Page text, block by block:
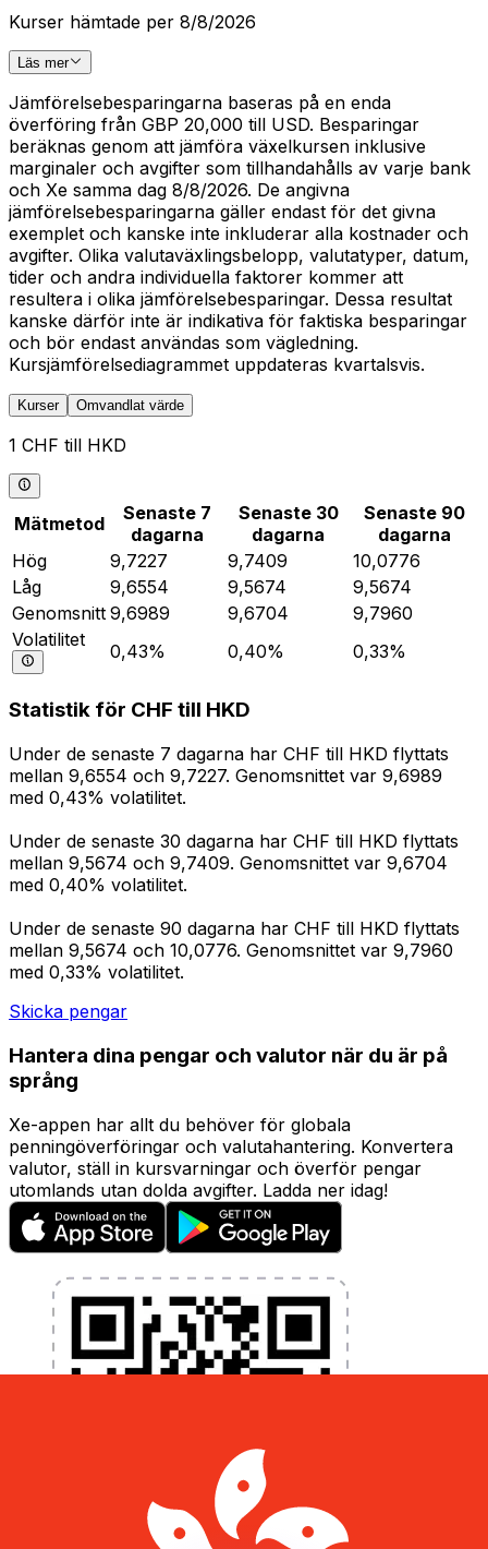
Kurser hämtade per 8/8/2026
Läs mer
Jämförelsebesparingarna baseras på en enda
överföring från GBP 20,000 till USD. Besparingar
beräknas genom att jämföra växelkursen inklusive
marginaler och avgifter som tillhandahålls av varje bank
och Xe samma dag 8/8/2026. De angivna
jämförelsebesparingarna gäller endast för det givna
exemplet och kanske inte inkluderar alla kostnader och
avgifter. Olika valutaväxlingsbelopp, valutatyper, datum,
tider och andra individuella faktorer kommer att
resultera i olika jämförelsebesparingar. Dessa resultat
kanske därför inte är indikativa för faktiska besparingar
och bör endast användas som vägledning.
Kursjämförelsediagrammet uppdateras kvartalsvis.
Kurser Omvandlat värde
1 CHF till HKD
Mätmetod
Senaste 7
dagarna
Senaste 30
dagarna
Senaste 90
dagarna
Hög
9,7227 9,7409
10,0776
Låg
9,6554 9,5674
9,5674
Genomsnitt 9,6989 9,6704
9,7960
Volatilitet
0,43% 0,40% 0,33%
Statistik för CHF till HKD
Under de senaste 7 dagarna har CHF till HKD flyttats
mellan 9,6554 och 9,7227. Genomsnittet var 9,6989
med 0,43% volatilitet.
Under de senaste 30 dagarna har CHF till HKD flyttats
mellan 9,5674 och 9,7409. Genomsnittet var 9,6704
med 0,40% volatilitet.
Under de senaste 90 dagarna har CHF till HKD flyttats
mellan 9,5674 och 10,0776. Genomsnittet var 9,7960
med 0,33% volatilitet.
Skicka pengar
Hantera dina pengar och valutor när du är på
språng
Xe-appen har allt du behöver för globala
penningöverföringar och valutahantering. Konvertera
valutor, ställ in kursvarningar och överför pengar
utomlands utan dolda avgifter. Ladda ner idag!